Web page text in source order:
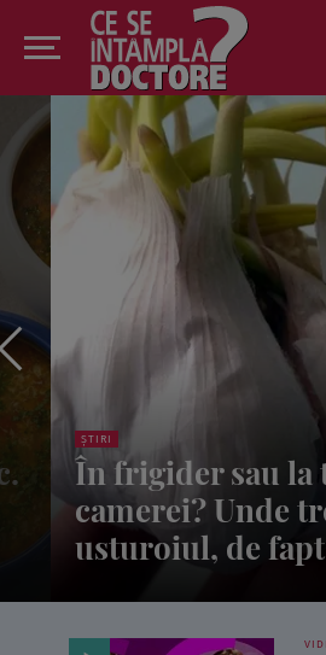
Greșeala pe care
înainte de
Regula celor 12
influența